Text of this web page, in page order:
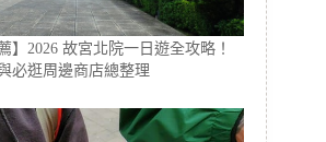
】2026 故宮北院一日遊全攻略！
必逛周邊商店總整理